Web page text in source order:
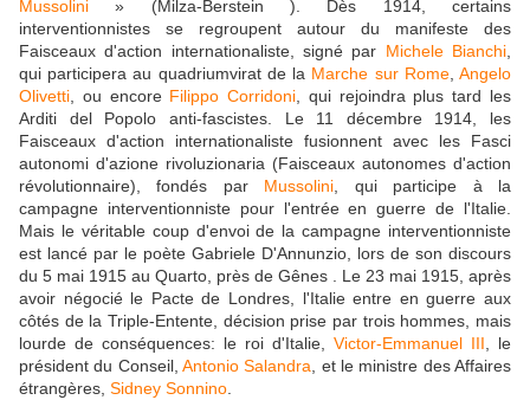
Mussolini » (Milza-Berstein ). Dès 1914, certains
interventionnistes se regroupent autour du manifeste des
Faisceaux d'action internationaliste, signé par Michele Bianchi
qui participera au quadriumvirat de la Marche sur Rome,Angelo
Olivetti , ou encore Filippo Corridoni , qui rejoindra plus tard les
Arditi del Popolo anti-fascistes. Le 11 décembre 1914, les
Faisceaux d'action internationaliste fusionnent avec les Fasci
autonomi d'azione rivoluzionaria (Faisceaux autonomes d'action
révolutionnaire), fondés par Mussolini , qui participe à la
campagne interventionniste pour l'entrée en guerre de l'Italie.
Mais le véritable coup d'envoi de la campagne interventionniste
est lancé par le poète Gabriele D'Annunzio, lors de son discours
du 5 mai 1915 au Quarto, près de Gênes . Le 23 mai 1915, après
avoir négocié le Pacte de Londres, l'Italie entre en guerre aux
côtés de la Triple-Entente, décision prise par trois hommes, mais
lourde de conséquences: le roi d'Italie, Victor-Emmanuel III , le
président du Conseil, Antonio Salandra , et le ministre des Affaires
étrangères, Sidney Sonnino